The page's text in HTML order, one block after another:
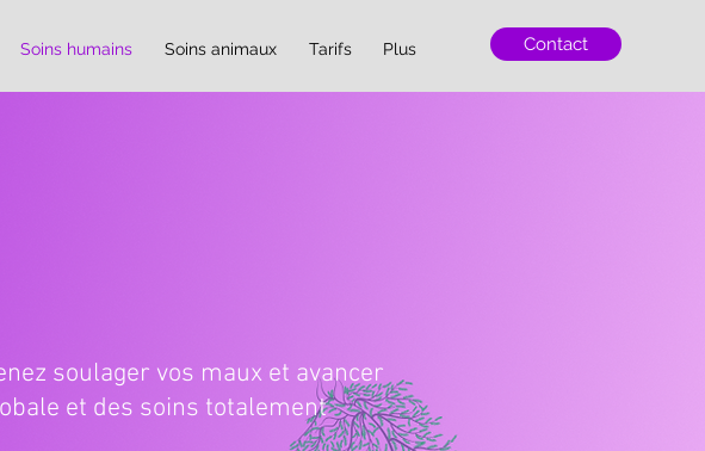
Soins humains Soins animaux Tarifs Plus Contact
soulager vos maux et avancer
et des soins totalement